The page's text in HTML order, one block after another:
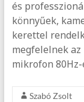
és
könnyűek,
kerettel
megfelelnek az
mikrofon
Szabó Zsolt